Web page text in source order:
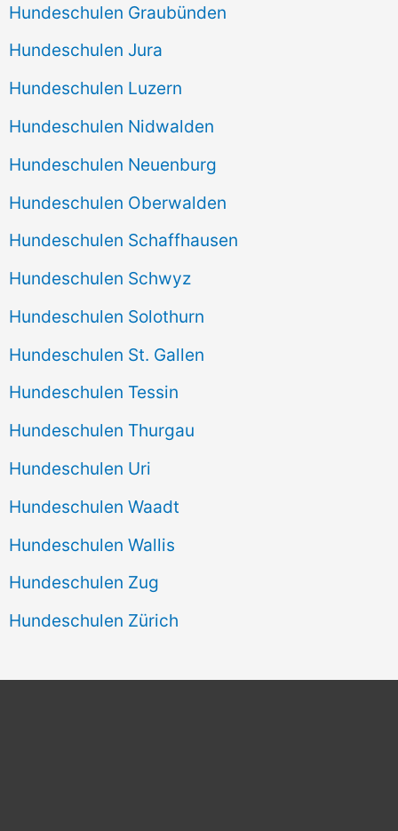
Hundeschulen Graubünden
Hundeschulen Jura
Hundeschulen Luzern
Hundeschulen Nidwalden
Hundeschulen Neuenburg
Hundeschulen Oberwalden
Hundeschulen Schaffhausen
Hundeschulen Schwyz
Hundeschulen Solothurn
Hundeschulen St. Gallen
Hundeschulen Tessin
Hundeschulen Thurgau
Hundeschulen Uri
Hundeschulen Waadt
Hundeschulen Wallis
Hundeschulen Zug
Hundeschulen Zürich